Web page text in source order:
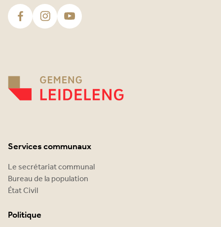
Services communaux
Le secrétariat communal
Bureau de la population
État Civil
Politique